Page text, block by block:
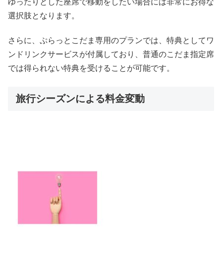
ゆったりとした座席で移動をしたい場合には非常にお得な
選択肢となります。
さらに、ぷらっとこだま専用のプランでは、特典としてワ
ンドリンクサービスが付属しており、普通のこだま指定席
では得られない特典を受けることが可能です。
旅行シーズンによる料金変動